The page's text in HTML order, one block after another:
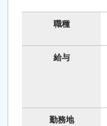
職種
給与
勤務地